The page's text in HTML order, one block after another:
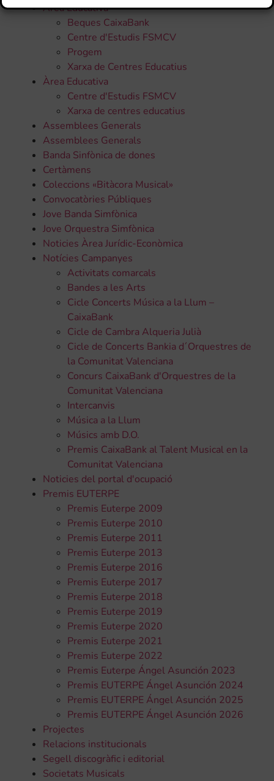
Àrea Educativa
Beques CaixaBank
Centre d'Estudis FSMCV
Progem
Xarxa de Centres Educatius
Àrea Educativa
Centre d'Estudis FSMCV
Xarxa de centres educatius
Assemblees Generals
Assemblees Generals
Banda Sinfònica de dones
Certàmens
Coleccions «Bitàcora Musical»
Convocatòries Públiques
Jove Banda Simfònica
Jove Orquestra Simfònica
Noticies Àrea Jurídic-Econòmica
Notícies Campanyes
Activitats comarcals
Bandes a les Arts
Cicle Concerts Música a la Llum –
CaixaBank
Cicle de Cambra Alqueria Julià
Cicle de Concerts Bankia d´Orquestres de
la Comunitat Valenciana
Concurs CaixaBank d'Orquestres de la
Comunitat Valenciana
Intercanvis
Música a la Llum
Músics amb D.O.
Premis CaixaBank al Talent Musical en la
Comunitat Valenciana
Noticies del portal d'ocupació
Premis EUTERPE
Premis Euterpe 2009
Premis Euterpe 2010
Premis Euterpe 2011
Premis Euterpe 2013
Premis Euterpe 2016
Premis Euterpe 2017
Premis Euterpe 2018
Premis Euterpe 2019
Premis Euterpe 2020
Premis Euterpe 2021
Premis Euterpe 2022
Premis Euterpe Ángel Asunción 2023
Premis EUTERPE Ángel Asunción 2024
Premis EUTERPE Ángel Asunción 2025
Premis EUTERPE Ángel Asunción 2026
Projectes
Relacions institucionals
Segell discogràfic i editorial
Societats Musicals